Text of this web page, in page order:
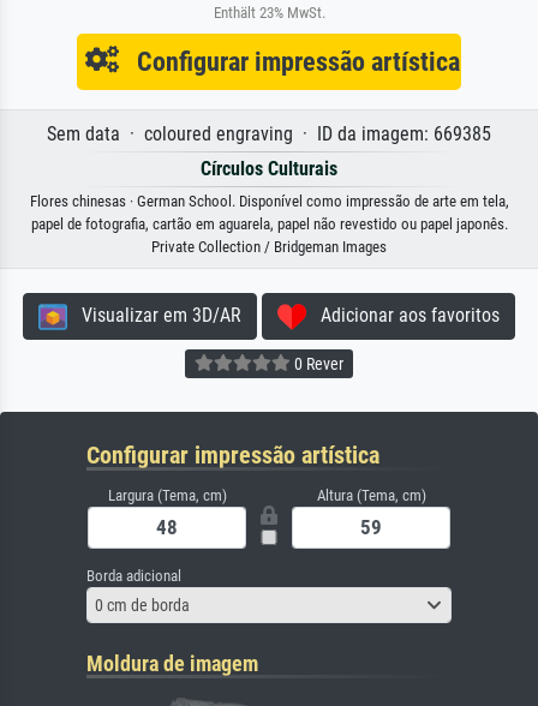
Enthält 23% MwSt.
Configurar impressão artística
Sem data · coloured engraving · ID da imagem: 669385
Círculos Culturais
Flores chinesas · German School. Disponível como impressão de arte em tela,
papel de fotografia, cartão em aguarela, papel não revestido ou papel japonês.
Private Collection / Bridgeman Images
Visualizar em 3D/AR Adicionar aos favoritos
0 Rever
Configurar impressão artística
Largura (Tema, cm) Altura (Tema, cm)
Borda adicional
0 cm de borda
Moldura de imagem